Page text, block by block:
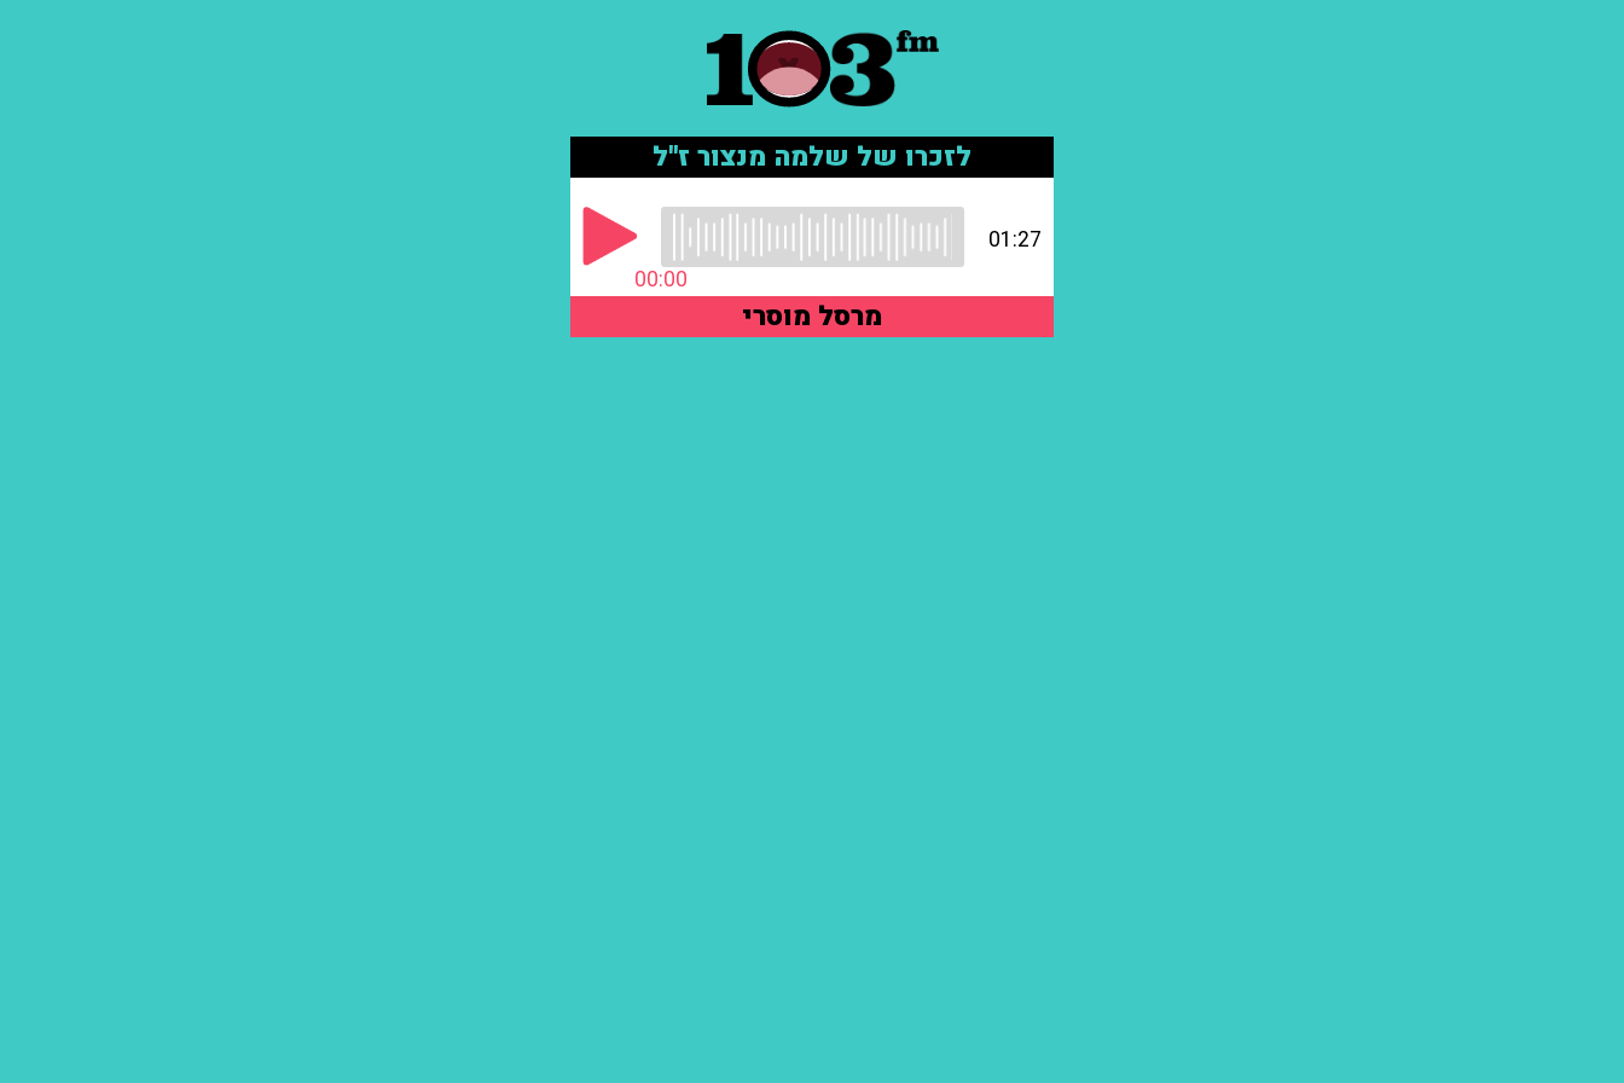
לזכרו של שלמה מנצור ז''ל
00:00
01:27
מרסל מוסרי